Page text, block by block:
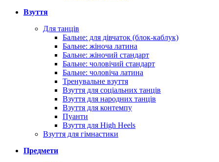
Взуття
Для танців
Бальне: для дівчаток (блок-каблук)
Бальне: жіноча латина
Бальне: жіночий стандарт
Бальне: чоловічий стандарт
Бальне: чоловіча латина
Тренувальне взуття
Взуття для соціальних танців
Взуття для народних танців
Взуття для контемпу
Пуанти
Взуття для High Heels
Взуття для гімнастики
Предмети